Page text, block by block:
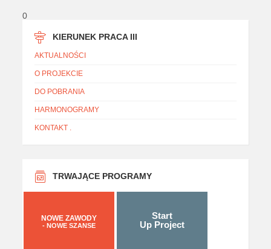
0
KIERUNEK PRACA III
AKTUALNOŚCI
O PROJEKCIE
DO POBRANIA
HARMONOGRAMY
KONTAKT .
TRWAJĄCE PROGRAMY
NOWE ZAWODY
- NOWE SZANSE
Start
Up Project